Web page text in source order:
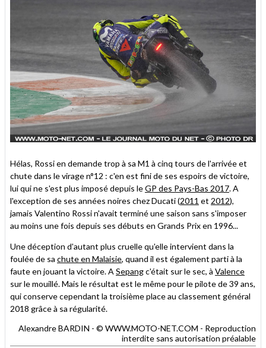
Hélas, Rossi en demande trop à sa M1 à cinq tours de l'arrivée et
chute dans le virage n°12 : c'en est fini de ses espoirs de victoire,
lui qui ne s'est plus imposé depuis leGP des Pays-Bas 2017. A
l'exception de ses années noires chez Ducati (2011 et 2012),
jamais Valentino Rossi n'avait terminé une saison sans s'imposer
au moins une fois depuis ses débuts en Grands Prix en 1996...
Une déception d'autant plus cruelle qu'elle intervient dans la
foulée de sa chute en Malaisie, quand il est également parti à la
faute en jouant la victoire. A Sepangc'était sur le sec, à Valence
sur le mouillé. Mais le résultat est le même pour le pilote de 39 ans,
qui conserve cependant la troisième place au classement général
2018 grâce à sa régularité.
Alexandre BARDIN - © WWW.MOTO-NET.COM - Reproduction
interdite sans autorisation préalable